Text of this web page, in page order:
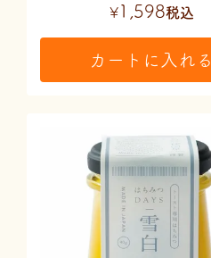
¥1,598税込
カートに入れる